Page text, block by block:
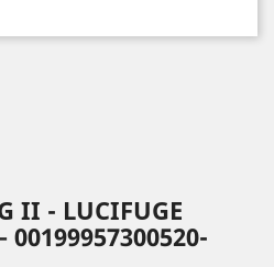
II - LUCIFUGE